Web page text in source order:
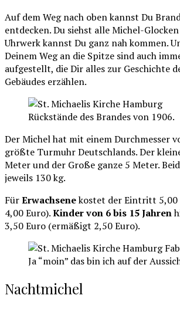
Auf dem Weg nach oben kannst Du
entdecken. Du siehst alle Michel-
Uhrwerk kannst Du ganz nah kommen.
Deinem Weg an die Spitze sind auch
aufgestellt, die Dir alles zur Geschichte
Gebäudes erzählen.
Rückstände des Brandes von 1906.
Der Michel hat mit einem Durchmesser
größte Turmuhr Deutschlands. Der
Meter und der Große ganze 5 Meter.
jeweils 130 kg.
FürErwachsenekostet der Eintritt 5,00
4,00 Euro).Kinder von 6 bis 15 Jahren
3,50 Euro (ermäßigt 2,50 Euro).
Ja “moin” das bin ich auf der
Nachtmichel